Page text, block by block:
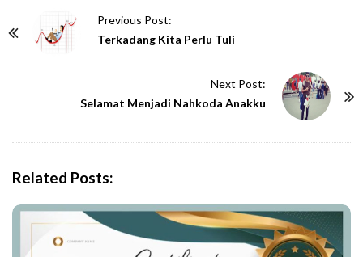
Previous Post:
Terkadang Kita Perlu Tuli
Next Post:
Selamat Menjadi Nahkoda Anakku
Related Posts: